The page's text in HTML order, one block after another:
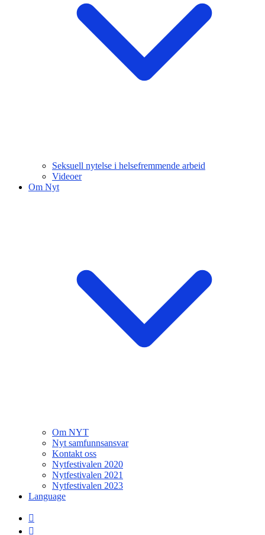
Seksuell nytelse i helsefremmende arbeid
Videoer
Om Nyt
Om NYT
Nyt samfunnsansvar
Kontakt oss
Nytfestivalen 2020
Nytfestivalen 2021
Nytfestivalen 2023
Language